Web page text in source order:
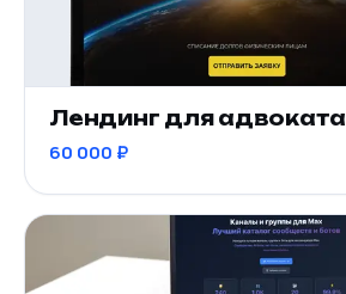
Лендинг для адвоката
60 000 ₽